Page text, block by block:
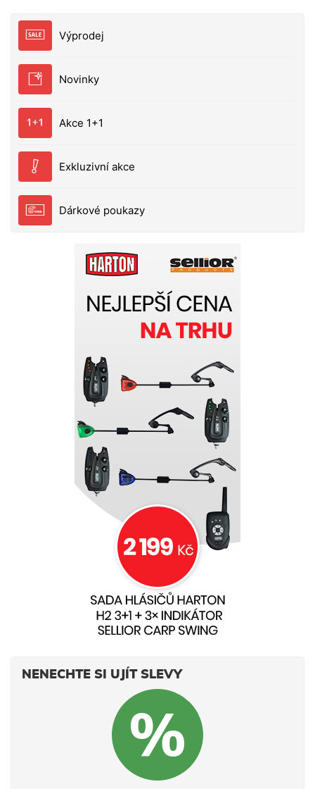
Výprodej
Novinky
Akce 1+1
Exkluzivní akce
Dárkové poukazy
NENECHTE SI UJÍT SLEVY